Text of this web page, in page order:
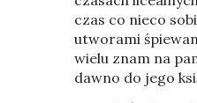
czas co nieco
utworami
wielu znam na
dawno do jego